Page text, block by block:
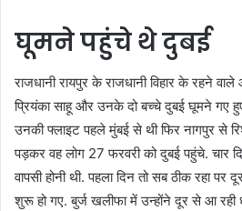
घूमने पहुंचे थे दुबई
राजधानी रायपुर के राजधानी विहार के रहने
प्रियंका साहू और उनके दो बच्चे दुबई घूमने गए
उनकी फ्लाइट पहले मुंबई से थी फिर नागपुर से
पड़कर वह लोग 27 फरवरी को दुबई पहुंचे. चार
वापसी होनी थी. पहला दिन तो सब ठीक रहा
शुरू हो गए. बुर्ज खलीफा में उन्होंने दूर से आ रही